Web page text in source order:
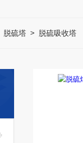
脱硫塔> 脱硫吸收塔